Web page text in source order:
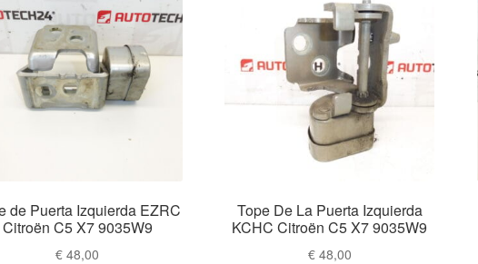
de Puerta Izquierda EZRC
Citroën C5 X7 9035W9
€ 48,00
Tope De La Puerta Izquierda
KCHC Citroën C5 X7 9035W9
€48,00